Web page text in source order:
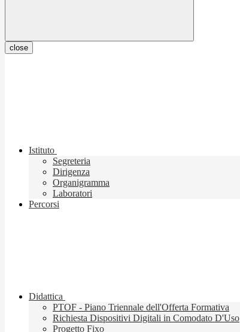
close
Istituto
Segreteria
Dirigenza
Organigramma
Laboratori
Percorsi
Didattica
PTOF - Piano Triennale dell'Offerta Formativa
Richiesta Dispositivi Digitali in Comodato D'Uso
Progetto Fixo